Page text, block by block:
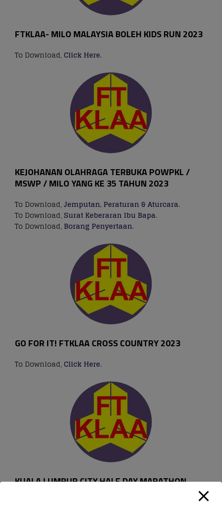
FTKLAA- MILO MALAYSIA BOLEH KIDS RUN 2023
To Download, Click Here.
KEJOHANAN OLAHRAGA TERBUKA POWPKL /
MSWP / MILO YANG KE 35 TAHUN 2023
To Download, Jemputan, Peraturan & Aturcara.
To Download, Surat Keberaran Ibu Bapa.
To Download, Borang Penyertaan.
GO FOR IT! FTKLAA CROSS COUNTRY 2023
To Download, Click Here.
KUALA LUMPUR CITY HALF DAY MARATHON